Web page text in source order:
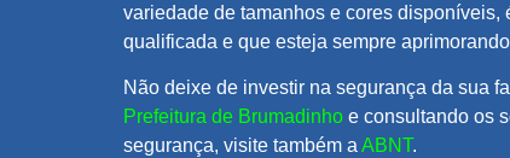
variedade de tamanhos e cores disponíveis,
qualificada e que esteja sempre
Não deixe de investir na segurança da sua
Prefeitura de Brumadinho e consultando os
segurança, visite também a ABNT.